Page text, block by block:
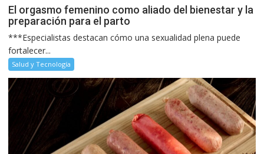
El orgasmo femenino como aliado del bienestar y la
preparación para el parto
***Especialistas destacan cómo una sexualidad plena puede
fortalecer...
Salud y Tecnología